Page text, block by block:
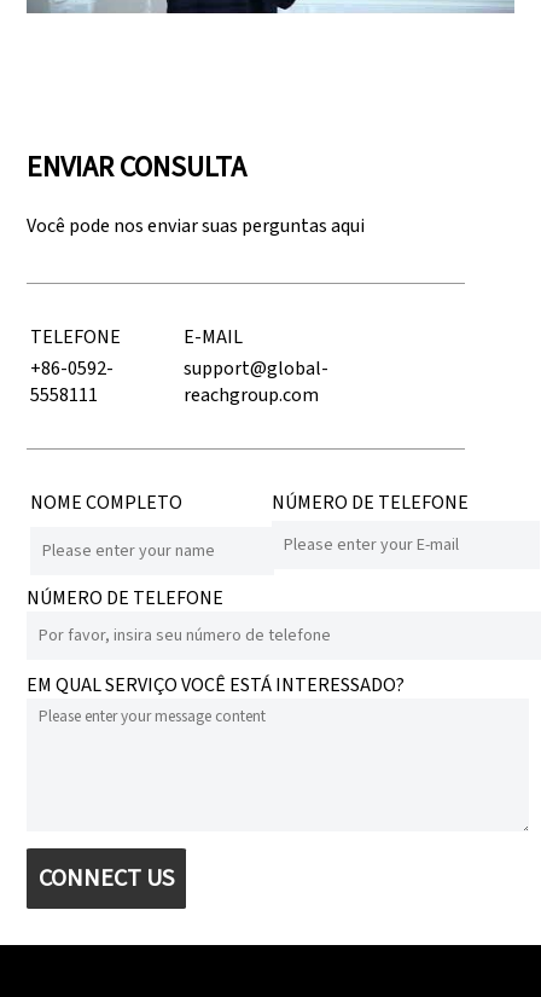
ENVIAR CONSULTA
Você pode nos enviar suas perguntas aqui
TELEFONE
E-MAIL
+86-0592-
5558111
support@global-
reachgroup.com
NOME COMPLETO NÚMERO DE TELEFONE
NÚMERO DE TELEFONE
EM QUAL SERVIÇO VOCÊ ESTÁ INTERESSADO?
CONNECT US